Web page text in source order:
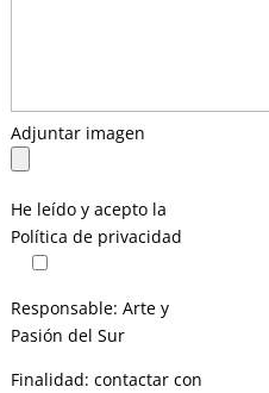
Adjuntar imagen
He leído y acepto la
Política de privacidad
Responsable: Arte y
Pasión del Sur
Finalidad: contactar con